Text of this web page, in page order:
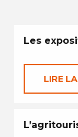
Les
LIRE